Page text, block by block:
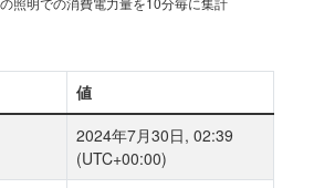
値
2024年7月30日, 02:39
(UTC+00:00)